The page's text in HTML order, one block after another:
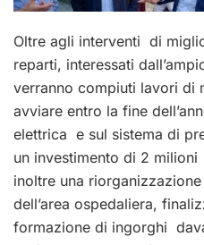
Oltre agli interventi di
reparti, interessati
verranno compiuti lavori di
avviare entro la fine
elettrica e sul sistema di
un investimento di 2
inoltre una
dell’area ospedaliera,
formazione di ingorghi